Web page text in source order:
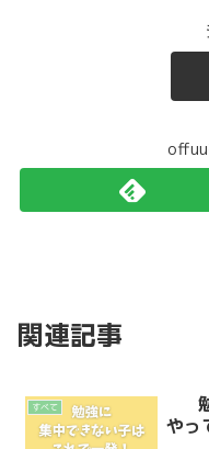
関連記事
すべて
やっ